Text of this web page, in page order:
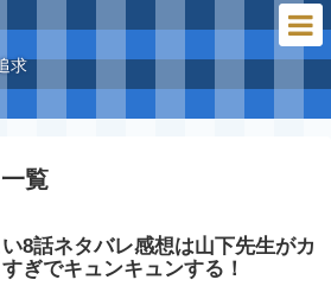
求
一覧
8話ネタバレ感想は山下先生がカ
ぎでキュンキュンする！